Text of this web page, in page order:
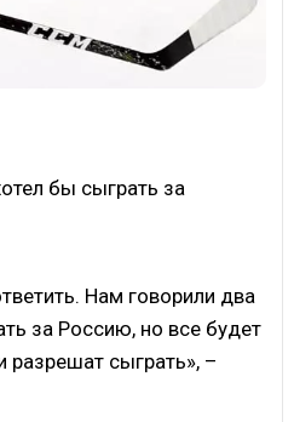
бы сыграть за
Нам говорили два
за Россию, но все будет
разрешат сыграть», –